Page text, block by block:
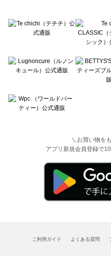
＼お買い物を
アプリ新規会員登録で
ご利用ガイド よくある質問